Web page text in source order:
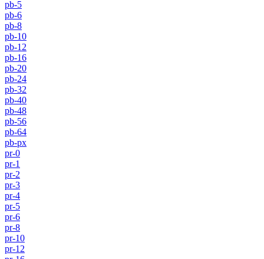
pb-5
pb-6
pb-8
pb-10
pb-12
pb-16
pb-20
pb-24
pb-32
pb-40
pb-48
pb-56
pb-64
pb-px
pr-0
pr-1
pr-2
pr-3
pr-4
pr-5
pr-6
pr-8
pr-10
pr-12